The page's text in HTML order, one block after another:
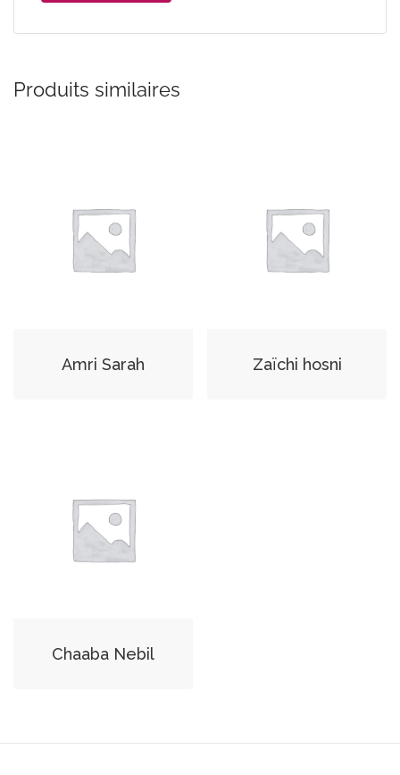
Produits similaires
Amri Sarah Zaïchi hosni
Chaaba Nebil